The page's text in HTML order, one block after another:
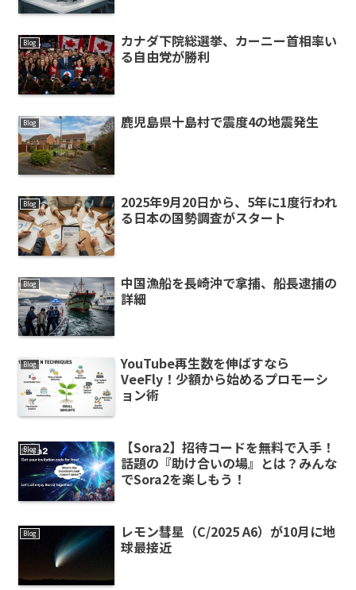
Blog
カナダ下院総選挙、カーニー首相率い
る自由党が勝利
Blog 鹿児島県十島村で震度4の地震発生
Blog
2025年9月20日から、5年に1度行われ
る日本の国勢調査がスタート
Blog
中国漁船を長崎沖で拿捕、船長逮捕の
詳細
Blog
YouTube再生数を伸ばすなら
VeeFly！少額から始めるプロモーシ
ョン術
Blog
【Sora2】招待コードを無料で入手！
話題の『助け合いの場』とは？みんな
でSora2を楽しもう！
Blog
レモン彗星（C/2025 A6）が10月に地
球最接近